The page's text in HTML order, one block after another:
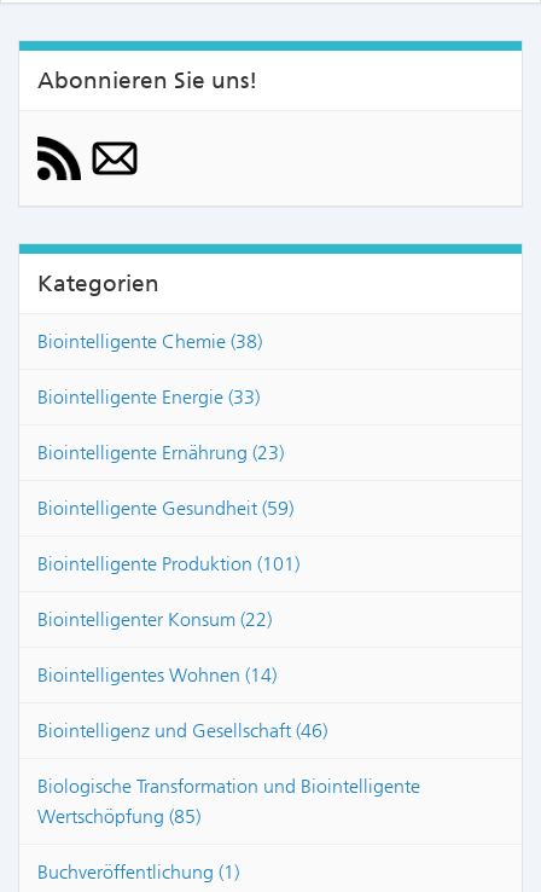
Abonnieren Sie uns!
Kategorien
Biointelligente Chemie (38)
Biointelligente Energie (33)
Biointelligente Ernährung (23)
Biointelligente Gesundheit (59)
Biointelligente Produktion (101)
Biointelligenter Konsum (22)
Biointelligentes Wohnen (14)
Biointelligenz und Gesellschaft (46)
Biologische Transformation und Biointelligente
Wertschöpfung (85)
Buchveröffentlichung (1)